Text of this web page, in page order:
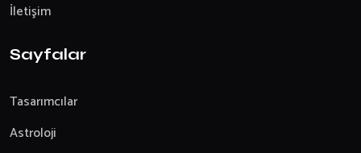
İletişim
Sayfalar
Tasarımcılar
Astroloji